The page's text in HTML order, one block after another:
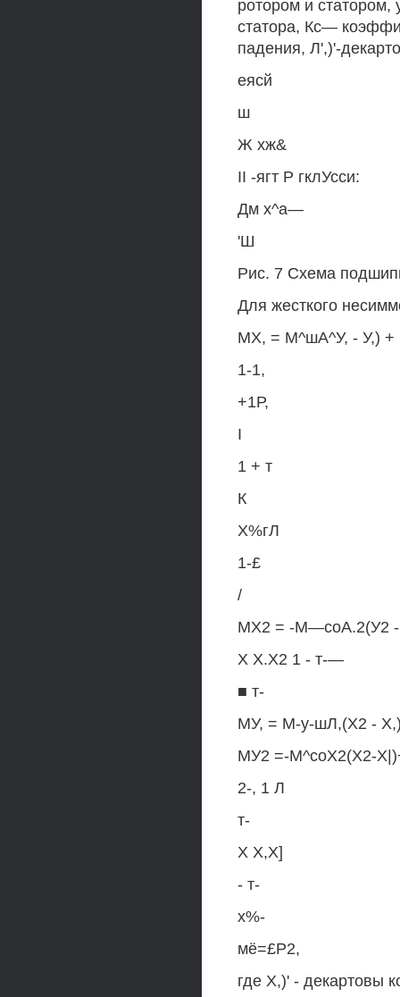
ротором и статором,
статора, Кс—
падения, Л',)'-
еясй
ш
Ж хж&
II -ягт Р гклУсси:
Дм х^а—
'Ш
Рис. 7 Схема
Для жесткого
МХ, = М^шА^У, - У,) +
1-1,
+1Р,
I
1 + т
К
Х%гЛ
1-£
/
МХ2 = -М—соА.2(У2 -
X Х.Х2 1 - т-—
■ т-
МУ, = М-у-шЛ,(Х2 -
МУ2 =-М^соХ2(Х2-
2-, 1 Л
т-
X Х,Х]
- т-
х%-
мё=£Р2,
где X,)' - декартовы